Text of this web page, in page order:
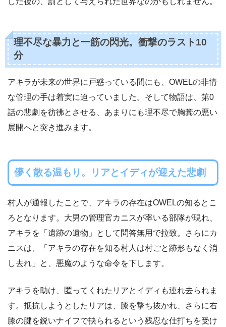
理不尽な暴力と一筋の閃光。衝撃のラスト10
分
アキラが未来の世界に戸惑っている間にも、OWELの非情
な管理の手は着実に迫っていました。そして物語は、第0
話の悲劇を彷彿とさせる、あまりにも理不尽で胸糞の悪い
展開へと突き進みます。
儚く散る温もり。リアとイディが迎えた悲劇
村人が通報したことで、アキラの存在はOWELの知るとこ
ろとなります。大男の管理官カニスが率いる部隊が現れ、
アキラを「遺跡の遺物」として問答無用で拉致。さらにカ
ニスは、「アキラの存在を知る村人は村ごと跡形もなく消
し去れ」と、悪魔のような命令を下します。
アキラを助け、匿ってくれたリアとイディも連れ去られま
す。抵抗しようとしたリアは、膝を撃ち抜かれ、さらに右
膝の腱を鋭いナイフで抉られるという残忍な仕打ちを受け